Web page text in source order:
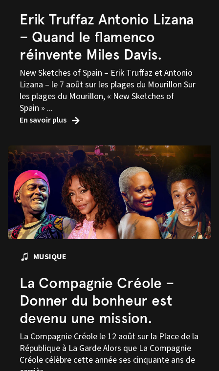
Erik Truffaz Antonio Lizana
– Quand le flamenco
réinvente Miles Davis.
New Sketches of Spain – Erik Truffaz et Antonio
Lizana – le 7 août sur les plages du Mourillon Sur
les plages du Mourillon, « New Sketches of
Spain » ...
En savoir plus
MUSIQUE
La Compagnie Créole –
Donner du bonheur est
devenu une mission.
La Compagnie Créole le 12 août sur la Place de la
République à La Garde Alors que La Compagnie
Créole célèbre cette année ses cinquante ans de